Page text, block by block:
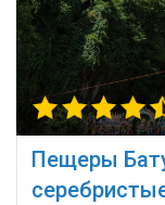
Пещеры